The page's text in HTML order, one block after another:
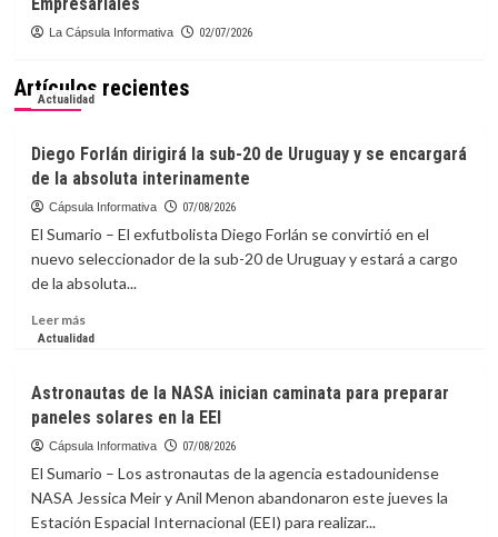
La Cápsula Informativa 02/07/2026
Artículos recientes
Actualidad
Diego Forlán dirigirá la sub-20 de Uruguay y se encargará
de la absoluta interinamente
Cápsula Informativa 07/08/2026
El Sumario – El exfutbolista Diego Forlán se convirtió en el
nuevo seleccionador de la sub-20 de Uruguay y estará a cargo
de la absoluta...
Leer másLeer
más
Forlán
dirigirá
la
20
de
Uruguay
Actualidad
Astronautas de la NASA inician caminata para preparar
paneles solares en la EEI
Cápsula Informativa 07/08/2026
El Sumario – Los astronautas de la agencia estadounidense
NASA Jessica Meir y Anil Menon abandonaron este jueves la
Estación Espacial Internacional (EEI) para realizar...